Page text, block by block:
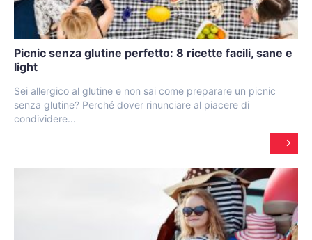
Picnic senza glutine perfetto: 8 ricette facili, sane e
light
Sei allergico al glutine e non sai come preparare un picnic
senza glutine? Perché dover rinunciare al piacere di
condividere...